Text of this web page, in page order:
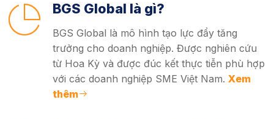
BGS Global là gì?
BGS Global là mô hình tạo lực đẩy tăng
trưởng cho doanh nghiệp. Được nghiên cứu
từ Hoa Kỳ và được đúc kết thực tiễn phù hợp
với các doanh nghiệp SME Việt Nam. Xem
thêm